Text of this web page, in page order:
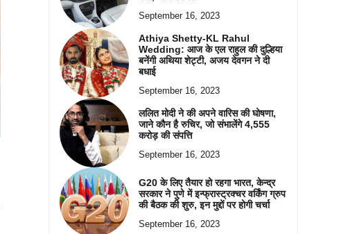
September 16, 2023
Athiya Shetty-KL Rahul
Wedding: आज के एल राहुल की दुल्हिया
बनेंगी अथिया शेट्टी, अजय देवगन ने दी
बधाई
September 16, 2023
ललित मोदी ने की अपने वारिस की घोषणा,
जाने कौन है रुचिर, जो संभालेंगे 4,555
करोड़ की संपत्ति
September 16, 2023
G20 के लिए तैयार हो रहगा भारत, केन्द्र
सरकार ने पुणे में इन्फ्रास्ट्रक्चर वर्किंग ग्रुप
की बैठक की शुरु, इन मुद्दों पर होगी चर्चा
September 16, 2023